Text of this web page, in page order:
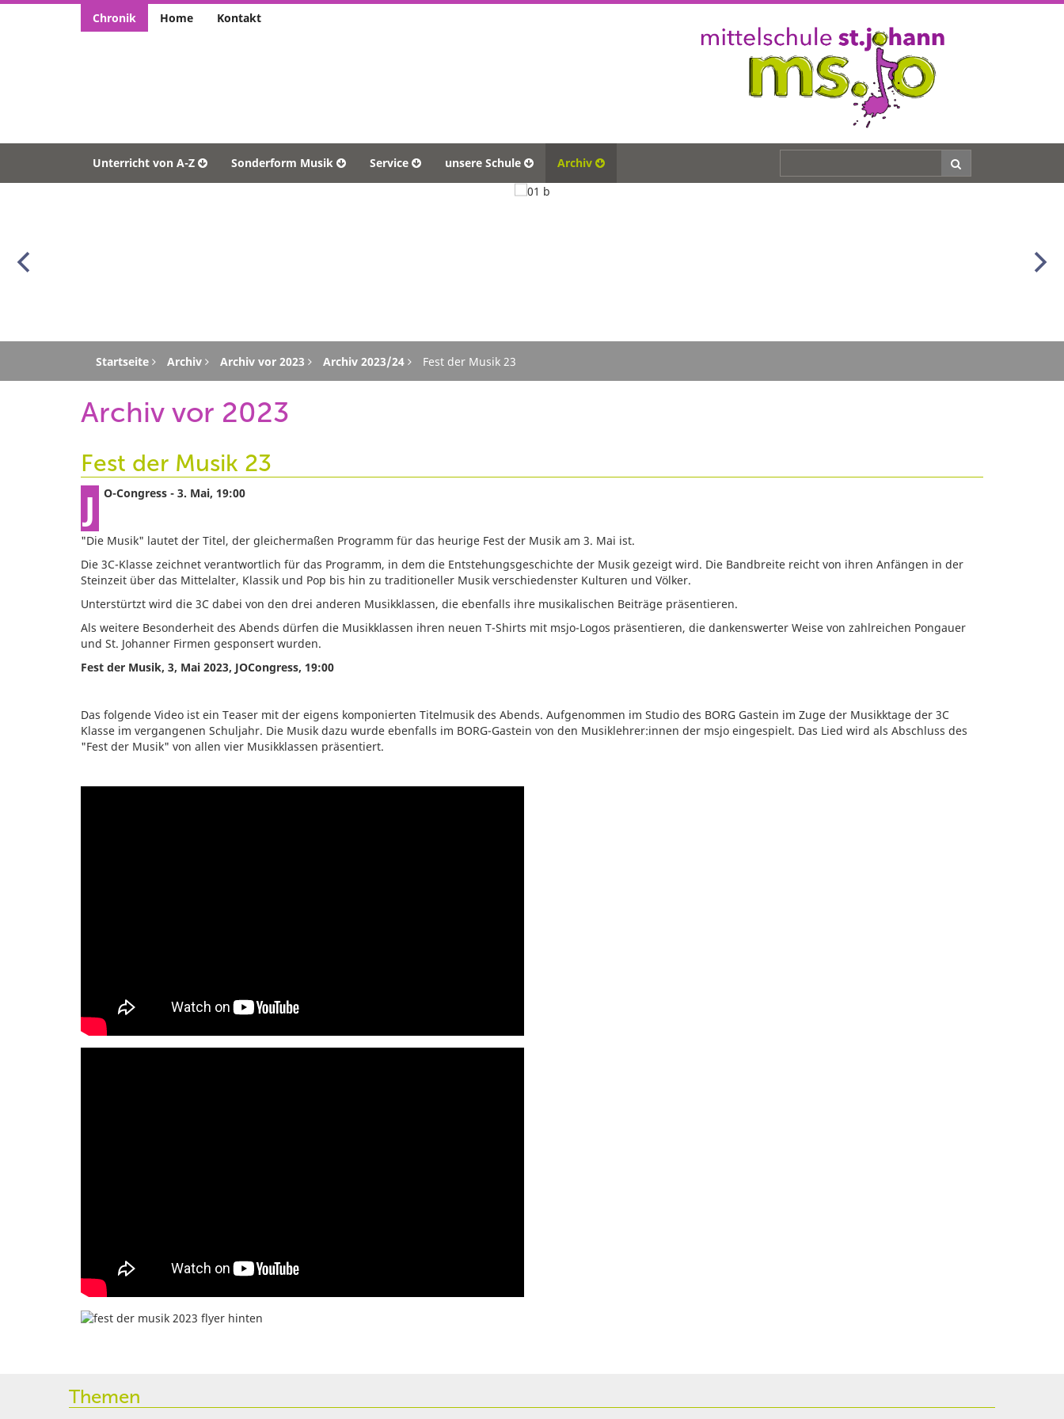
Chronik Home Kontakt
Unterricht von A-Z Sonderform Musik Service unsere Schule Archiv
Startseite Archiv Archiv vor 2023 Archiv 2023/24 Fest der Musik 23
Archiv vor 2023
Fest der Musik 23
JO-Congress - 3. Mai, 19:00
"Die Musik" lautet der Titel, der gleichermaßen Programm für das heurige Fest der Musik am 3. Mai ist.
Die 3C-Klasse zeichnet verantwortlich für das Programm, in dem die Entstehungsgeschichte der Musik gezeigt wird. Die Bandbreite reicht von ihren Anfängen in der
Steinzeit über das Mittelalter, Klassik und Pop bis hin zu traditioneller Musik verschiedenster Kulturen und Völker.
Unterstürtzt wird die 3C dabei von den drei anderen Musikklassen, die ebenfalls ihre musikalischen Beiträge präsentieren.
Als weitere Besonderheit des Abends dürfen die Musikklassen ihren neuen T-Shirts mit msjo-Logos präsentieren, die dankenswerter Weise von zahlreichen Pongauer
und St. Johanner Firmen gesponsert wurden.
Fest der Musik, 3, Mai 2023, JOCongress, 19:00
Das folgende Video ist ein Teaser mit der eigens komponierten Titelmusik des Abends. Aufgenommen im Studio des BORG Gastein im Zuge der Musikktage der 3C
Klasse im vergangenen Schuljahr. Die Musik dazu wurde ebenfalls im BORG-Gastein von den Musiklehrer:innen der msjo eingespielt. Das Lied wird als Abschluss des
"Fest der Musik" von allen vier Musikklassen präsentiert.
Themen